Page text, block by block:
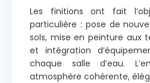
Les finitions ont fait
particulière : pose de
sols, mise en peinture aux
et intégration
chaque salle d’eau.
atmosphère cohérente,